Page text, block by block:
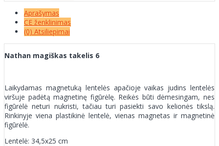
Aprašymas
CE ženklinimas
(0) Atsiliepimai
Nathan magiškas takelis 6
Laikydamas magnetuką lentelės apačioje vaikas judins lentelės
viršuje padėtą magnetinę figūrėlę. Reikės būti dėmesingam, nes
figūrėlė neturi nukristi, tačiau turi pasiekti savo kelionės tikslą.
Rinkinyje viena plastikinė lentelė, vienas magnetas ir magnetinė
figūrėlė.
Lentelė: 34,5x25 cm